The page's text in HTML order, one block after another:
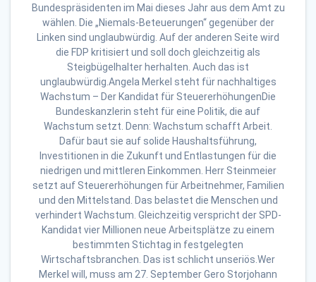
Bundespräsidenten im Mai dieses Jahr aus dem Amt zu
wählen. Die „Niemals-Beteuerungen“ gegenüber der
Linken sind unglaubwürdig. Auf der anderen Seite wird
die FDP kritisiert und soll doch gleichzeitig als
Steigbügelhalter herhalten. Auch das ist
unglaubwürdig.Angela Merkel steht für nachhaltiges
Wachstum – Der Kandidat für SteuererhöhungenDie
Bundeskanzlerin steht für eine Politik, die auf
Wachstum setzt. Denn: Wachstum schafft Arbeit.
Dafür baut sie auf solide Haushaltsführung,
Investitionen in die Zukunft und Entlastungen für die
niedrigen und mittleren Einkommen. Herr Steinmeier
setzt auf Steuererhöhungen für Arbeitnehmer, Familien
und den Mittelstand. Das belastet die Menschen und
verhindert Wachstum. Gleichzeitig verspricht der SPD-
Kandidat vier Millionen neue Arbeitsplätze zu einem
bestimmten Stichtag in festgelegten
Wirtschaftsbranchen. Das ist schlicht unseriös.Wer
Merkel will, muss am 27. September Gero Storjohann